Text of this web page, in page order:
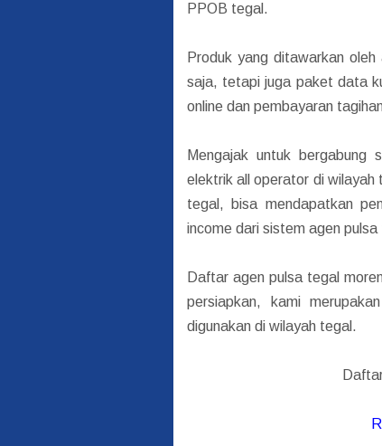
PPOB tegal.
Produk yang ditawarkan
saja, tetapi juga paket data
online dan pembayaran
Mengajak untuk bergabung
elektrik all operator di wilayah
tegal, bisa mendapatkan
income dari sistem agen pulsa
Daftar agen pulsa tegal
persiapkan, kami
digunakan di wilayah tegal.